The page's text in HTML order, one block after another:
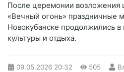
После церемонии возложения
«Вечный огонь» праздничные
Новокубанске продолжились в
культуры и отдыха.
09.05.2026 20:32 505